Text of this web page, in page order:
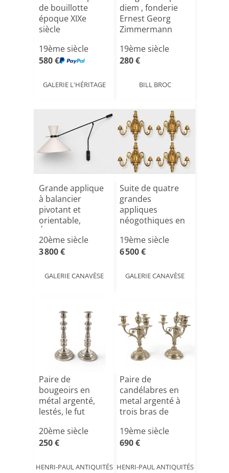
de bouillotte
époque XIXe
siècle
19ème siècle
580 €
GALERIE L'HÉRITAGE
diem , fonderie
Ernest Georg
Zimmermann
19ème siècle
280 €
BILL BROC
Grande applique
à balancier
pivotant et
orientable,
Éditions Mais[...]
20ème siècle
3 800 €
GALERIE CANAVÈSE
Suite de quatre
grandes
appliques
néogothiques en
[...]
19ème siècle
6 500 €
GALERIE CANAVÈSE
Paire de
bougeoirs en
métal argenté,
lestés, le fut
20ème siècle
250 €
HENRI-PAUL ANTIQUITÉS
Paire de
candélabres en
metal argenté à
trois bras de
19ème siècle
690 €
HENRI-PAUL ANTIQUITÉS